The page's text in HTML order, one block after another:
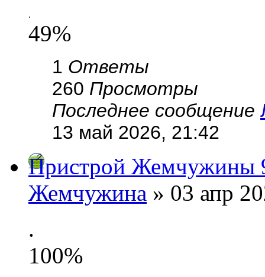
.
49%
1 Ответы
260 Просмотры
Последнее сообщение
13 май 2026, 21:42
Пристрой Жемчужины
Жемчужина » 03 апр
.
100%